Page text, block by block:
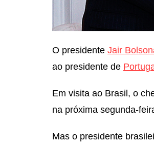
O presidente Jair
ao presidente de
Em visita ao Brasil, o
na próxima segunda-
Mas o presidente